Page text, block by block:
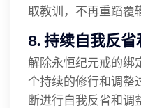
取教训，不再重蹈覆
8. 持续自我反省
解除永恒纪元戒的绑
个持续的修行和调整
断进行自我反省和调